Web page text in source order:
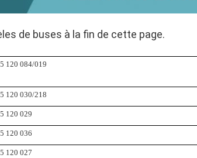
de buses à la fin de cette page.
120 084/019
120 030/218
120 029
120 036
120 027